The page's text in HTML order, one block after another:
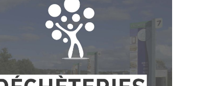
2025,
service /
poubelle
GUIDE DE